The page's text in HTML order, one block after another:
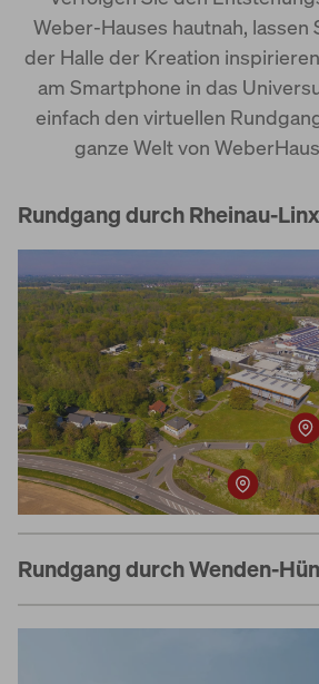
Weber-Hauses hautnah, lassen
der Halle der Kreation
am Smartphone in das
einfach den virtuellen
ganze Welt von
Rundgang durch Rheinau-Linx
Rundgang durch Wenden-